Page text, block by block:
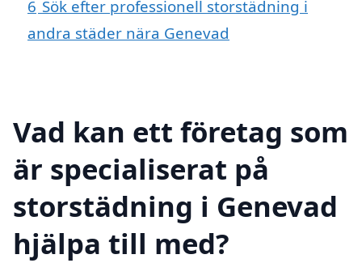
6 Sök efter professionell storstädning i
andra städer nära Genevad
Vad kan ett företag som
är specialiserat på
storstädning i Genevad
hjälpa till med?